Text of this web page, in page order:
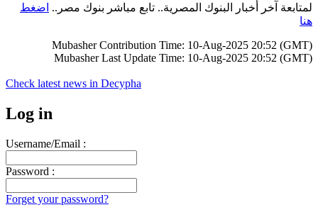
لمتابعة آخر أخبار البنوك المصرية.. تابع مباشر بنوك مصر.. اضغط
هنا
Mubasher Contribution Time: 10-Aug-2025 20:52 (GMT)
Mubasher Last Update Time: 10-Aug-2025 20:52 (GMT)
Check latest news in Decypha
Log in
Username/Email :
Password :
Forget your password?